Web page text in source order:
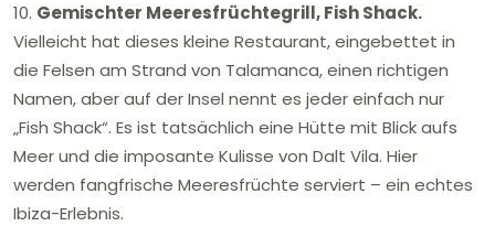
10. Gemischter Meeresfrüchtegrill, Fish Shack.
Vielleicht hat dieses kleine Restaurant, eingebettet in
die Felsen am Strand von Talamanca, einen richtigen
Namen, aber auf der Insel nennt es jeder einfach nur
„Fish Shack“. Es ist tatsächlich eine Hütte mit Blick aufs
Meer und die imposante Kulisse von Dalt Vila. Hier
werden fangfrische Meeresfrüchte serviert – ein echtes
Ibiza-Erlebnis.